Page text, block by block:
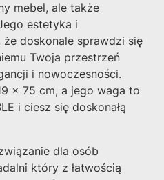
mebel, ale także
estetyka i
doskonale sprawdzi się
Twoja przestrzeń
i nowoczesności.
x 75 cm, a jego waga to
i ciesz się doskonałą
dla osób
który z łatwością